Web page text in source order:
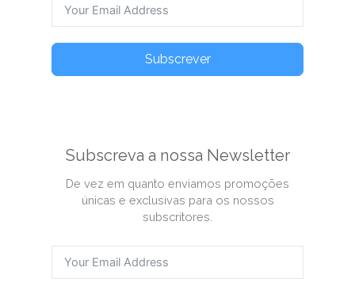
Subscrever
Subscreva a nossa Newsletter
De vez em quanto enviamos promoções
únicas e exclusivas para os nossos
subscritores.